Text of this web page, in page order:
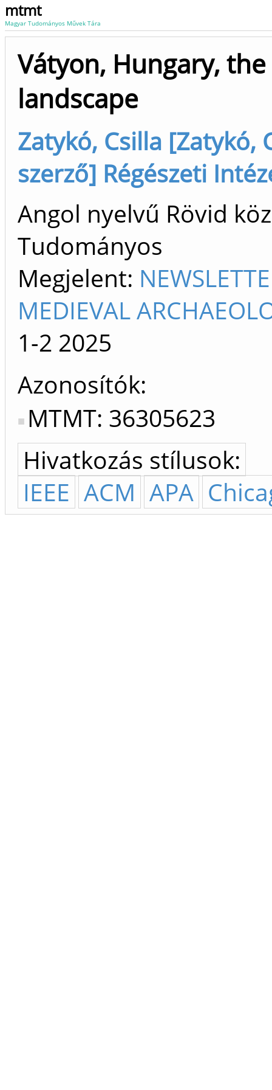
mtmt
Magyar Tudományos Művek Tára
Vátyon, Hungary,
landscape
Zatykó, Csilla [Zatykó,
szerző] Régészeti
Angol nyelvű Rövid
Tudományos
Megjelent:
MEDIEVAL
1-2 2025
Azonosítók
MTMT: 36305623
Hivatkozás stílusok:
IEEE ACM APA